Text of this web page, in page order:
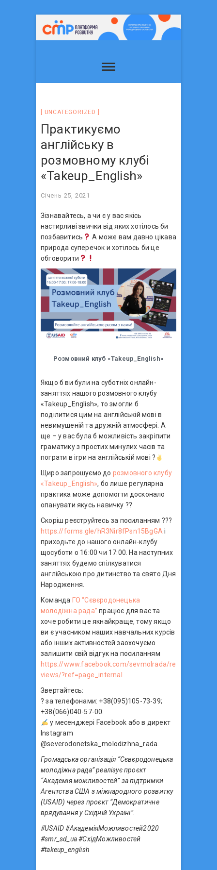
UNCATEGORIZED
Практикуємо
англійську в
розмовному клубі
«Takeup_English»
Січень 25, 2021
Зізнавайтесь, а чи є у вас якісь
настирливі звички від яких хотілось би
позбавитись
А може вам давно цікава
природа суперечок и хотілось би це
обговорити
Розмовний клуб «Takeup_English»
Якщо б ви були на суботніх онлайн-
заняттях нашого розмовного клубу
«Takeup_English», то змогли б
поділитися цим на англійській мові в
невимушеній та дружній атмосфері. А
ще – у вас була б можливість закріпити
граматику з простих минулих часів та
пограти в ігри на англійській мові ?
Щиро запрошуємо до розмовного клубу
«Takeup_English», бо лише регулярна
практика може допомогти досконало
опанувати якусь навичку ??
Скоріш реєструйтесь за посиланням ???
https://forms.gle/hR3Nir8fPsn15BgGAі
приходьте до нашого онлайн-клубу
щосуботи о 16:00 чи 17:00. На наступних
заняттях будемо спілкуватися
англійською про дитинство та свято Дня
Народження.
Команда ГО “Сєвєродонецька
молодіжна рада” працює для вас та
хоче робити це якнайкраще, тому якщо
ви є учасником наших навчальних курсів
або інших активностей заохочуємо
залишити свій відгук на посиланням
https://www.facebook.com/sevmolrada/re
views/?ref=page_internal
Звертайтесь:
? за телефонами: +38(095)105-73-39;
+38(066)040-57-00.
у месенджері Facebook або в директ
Instagram
@severodonetska_molodizhna_rada.
Громадська організація “Сєвєродонецька
молодіжна рада” реалізує проєкт
“Академія можливостей” за підтримки
Агентства США з міжнародного розвитку
(USAID) через проєкт “Демократичне
врядування у Східній Україні”.
#USAID #АкадеміяМожливостей2020
#smr_sd_ua #СхідМожливостей
#takeup_english